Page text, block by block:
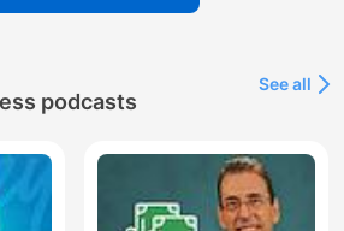
podcasts
See all